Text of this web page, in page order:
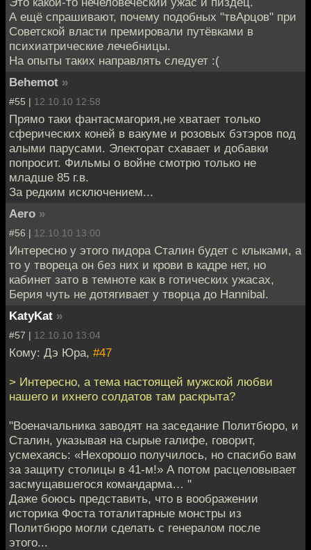
А ещё спрашивают, почему подобных "твАрцов" при
Советской власти премировали путёвками в
психиатрические лечебницы.
На опыты таких направлять следует :(
Behemot »
#55 | 12.10.10 12:58
Прямо таки фантасмагория,не хватает только
сферических коней в вакуме и розовых бэтэров под
алыми парусами. Электорат схавает и добавки
попросит. Фильмы о войне смотрю только не
младше 85 г.в.
За редким исключением...
Aero »
#56 | 12.10.10 13:00
Интересно у этого пидора Сталин будет с клыками, а
то у твореца он без них и крови в кадре нет, но
кабинет зато в темноте как в готических ужасах,
Берия чуть не дотягивает у творца до Hannibal.
KatyKat »
#57 | 12.10.10 13:04
Кому: Дэ Юра, #47
> Интересно, а тема настоящей мужской любви
нашего и ихнего солдатов там раскрыта?
"Военачальника заводят на заседание Политбюро, и
Сталин, указывая на сырые галифе, говорит,
усмехаясь: «Нехорошо получилось, но спасибо вам
за защиту столицы в 41-м!» А потом расцеловывает
засмущавшегося командарма… "
Даже боюсь представить, что в воображении
историка Фоста тоталитарные монстры из
Политбюро могли сделать с генералом после
этого...